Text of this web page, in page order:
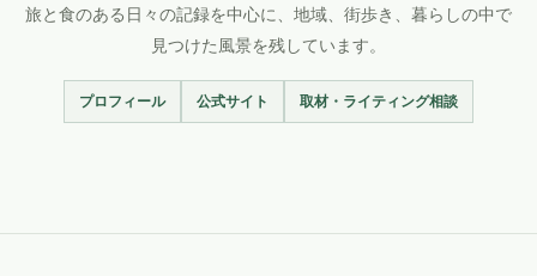
旅と食のある日々の記録を中心に、地域、街歩き、暮らしの中で
見つけた風景を残しています。
プロフィール 公式サイト 取材・ライティング相談